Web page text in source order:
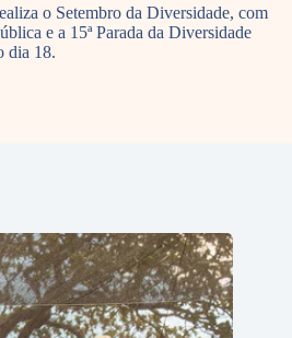
o Setembro da Diversidade, com
e a 15ª Parada da Diversidade
dia 18.